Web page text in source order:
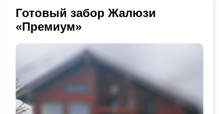
Готовый забор Жалюзи
«Премиум»